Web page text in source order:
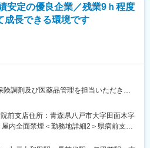
として、安心してキャリアをスタートい
薬剤師総論】【疾患別ベーシック講座】
等、薬局薬剤師・かかりつけ薬剤師に
ができます。
験、定量試験などの多種にわたる品質試
出荷までの管理
改善／改良
OJT形式・マンツーマンで丁寧にフォロ
核医学検査が主な事業分野です。これは
課題の克服に幅広く力を発揮できる可能
になくてはならないツールとなりました
安定の優良企業／残業9ｈ程度
成長できる環境です
険調剤及び医薬品管理を担当いただきま
前支店住所：青森県八戸市大字田面木字
内全面禁煙＜勤務地詳細2＞県病前支店
道二丁目6-28 受動喫煙対策：屋内全面禁